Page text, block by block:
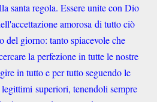
santa regola. Essere unite con Dio
amorosa di tutto ciò
del giorno: tanto spiacevole che
la perfezione in tutte le nostre
in tutto e per tutto seguendo le
superiori, tenendoli sempre